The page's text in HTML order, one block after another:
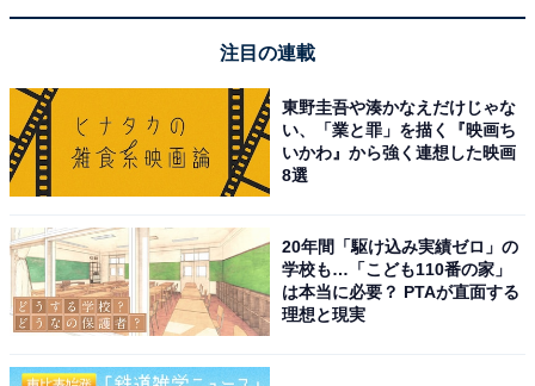
注目の連載
東野圭吾や湊かなえだけじゃな
い、「業と罪」を描く『映画ち
いかわ』から強く連想した映画
8選
20年間「駆け込み実績ゼロ」の
学校も…「こども110番の家」
は本当に必要？ PTAが直面する
理想と現実